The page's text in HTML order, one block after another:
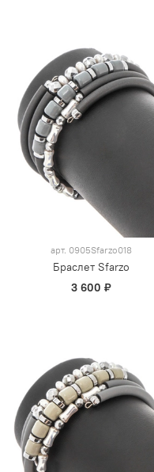
арт. 0905Sfarzo018
Браслет Sfarzo
3 600 ₽